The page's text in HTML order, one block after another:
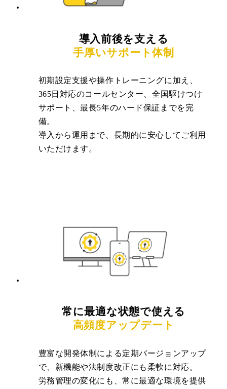
導入前後を支える
手厚いサポート体制
初期設定支援や操作トレーニングに加え、
365日対応のコールセンター、全国駆けつけ
サポート、最長5年のハード保証までを完
備。
導入から運用まで、長期的に安心してご利用
いただけます。
常に最適な状態で使える
高頻度アップデート
豊富な開発体制による定期バージョンアップ
で、新機能や法制度改正にも柔軟に対応。
労務管理の変化にも、常に最適な環境を提供